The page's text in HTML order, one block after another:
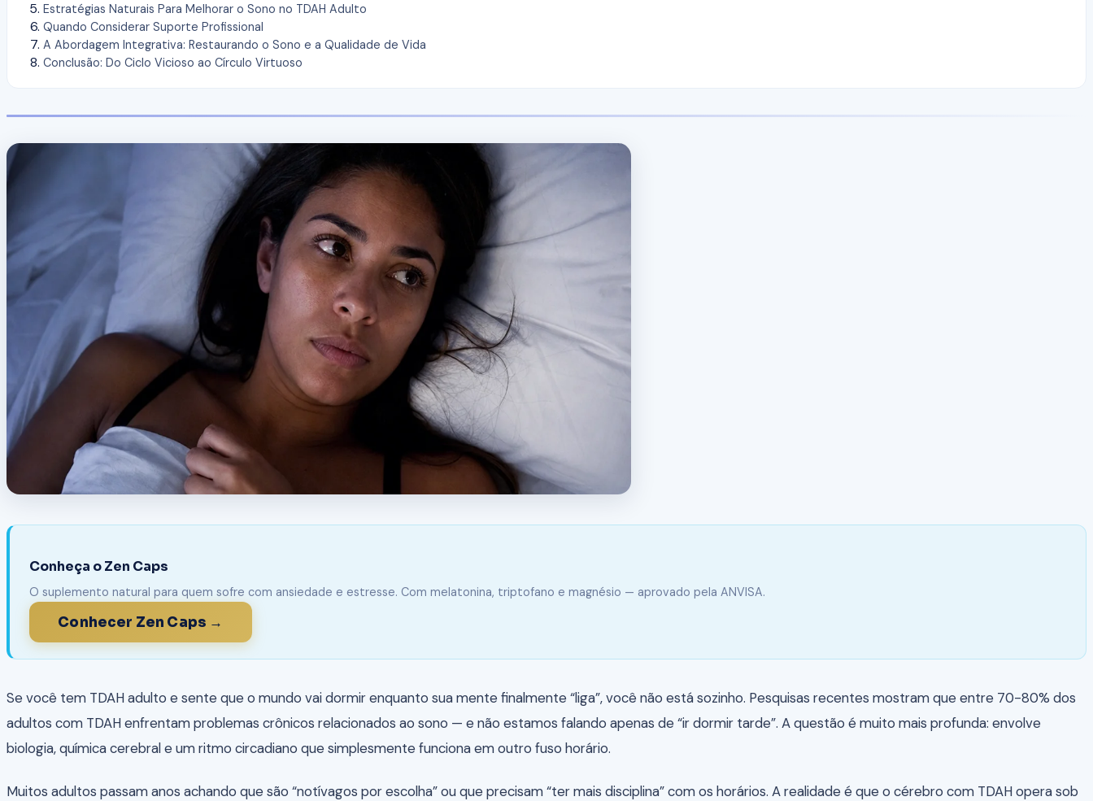
Estratégias Naturais Para Melhorar o Sono no TDAH Adulto
Quando Considerar Suporte Profissional
A Abordagem Integrativa: Restaurando o Sono e a Qualidade de Vida
Conclusão: Do Ciclo Vicioso ao Círculo Virtuoso
Conheça o Zen Caps
O suplemento natural para quem sofre com ansiedade e estresse. Com melatonina, triptofano e magnésio — aprovado pela ANVISA.
Conhecer Zen Caps →
Se você tem TDAH adulto e sente que o mundo vai dormir enquanto sua mente finalmente “liga”, você não está sozinho. Pesquisas recentes mostram que entre 70-80% dos
adultos com TDAH enfrentam problemas crônicos relacionados ao sono — e não estamos falando apenas de “ir dormir tarde”. A questão é muito mais profunda: envolve
biologia, química cerebral e um ritmo circadiano que simplesmente funciona em outro fuso horário.
Muitos adultos passam anos achando que são “notívagos por escolha” ou que precisam “ter mais disciplina” com os horários. A realidade é que o cérebro com TDAH opera sob